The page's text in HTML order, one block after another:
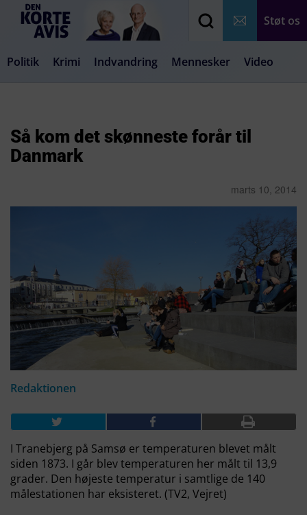
Støt os
Politik Krimi Indvandring Mennesker Video
Så kom det skønneste forår til
Danmark
marts 10, 2014
Redaktionen
I Tranebjerg på Samsø er temperaturen blevet målt
siden 1873. I går blev temperaturen her målt til 13,9
grader. Den højeste temperatur i samtlige de 140
målestationen har eksisteret. (TV2, Vejret)